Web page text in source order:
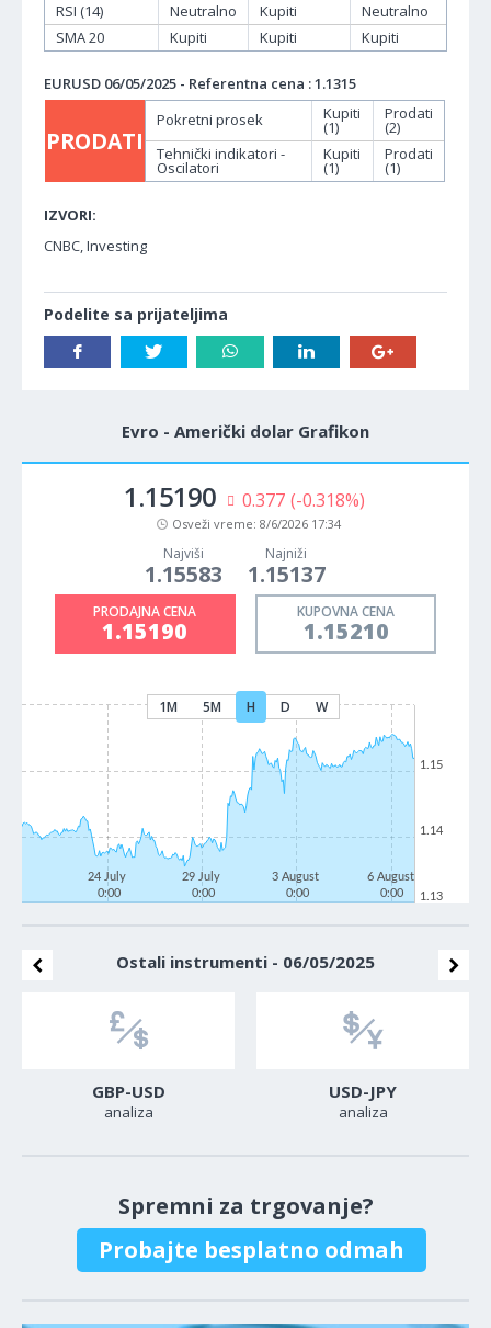
RSI (14)
Neutralno Kupiti
Neutralno
SMA 20
Kupiti Kupiti Kupiti
EURUSD 06/05/2025 - Referentna cena : 1.1315
PRODATI
Pokretni prosek Kupiti
(1)
Prodati
(2)
Tehnički indikatori -
Oscilatori
Kupiti
(1)
Prodati
(1)
IZVORI:
CNBC, Investing
Podelite sa prijateljima
Evro - Američki dolar Grafikon
1.15190 0.377 (-0.318%)
Osveži vreme: 8/6/2026 17:34
Najviši
1.15583
Najniži
1.15137
PRODAJNA CENA
1.15190
KUPOVNA CENA
1.15210
1M 5M H D W
24 July
0:00
29 July
0:00
3 August
0:00
6 August
0:00
1.13
1.14
1.15
Ostali instrumenti - 06/05/2025
GBP-USD
analiza
USD-JPY
analiza
Spremni za trgovanje?
Probajte besplatno odmah